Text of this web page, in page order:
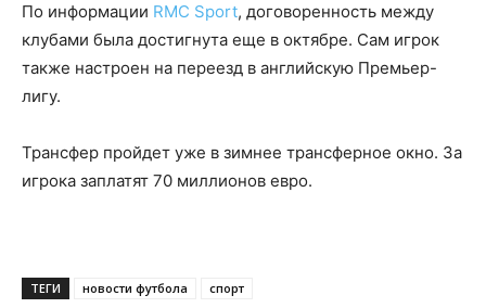
По информации RMC Sport, договоренность между
клубами была достигнута еще в октябре. Сам игрок
также настроен на переезд в английскую Премьер-
лигу.
Трансфер пройдет уже в зимнее трансферное окно. За
игрока заплатят 70 миллионов евро.
ТЕГИ новости футбола спорт